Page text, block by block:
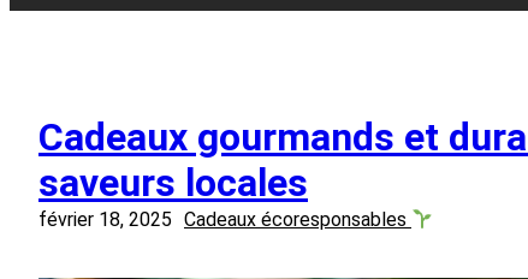
Cadeaux gourmands et
saveurs locales
février 18, 2025 Cadeaux écoresponsables